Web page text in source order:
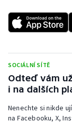
SOCIÁLNÍ SÍTĚ
Odteď vám
i na dalších
Nenechte si nikde
na Facebooku, X,